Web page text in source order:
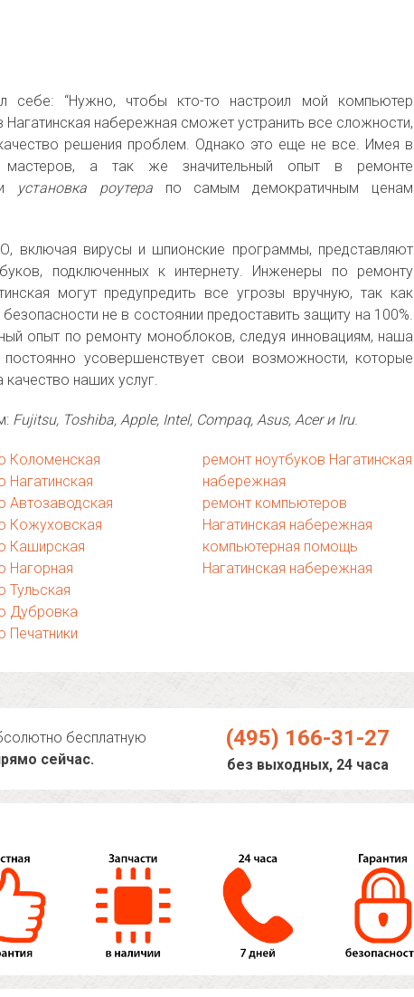
себе: “Нужно, чтобы кто-то настроил мой компьютер
набережная сможет устранить все сложности,
решения проблем. Однако это еще не все. Имея в
мастеров, а так же значительный опыт в ремонте
установка роутерапо самым демократичным ценам
включая вирусы и шпионские программы, представляют
подключенных к интернету. Инженеры по ремонту
могут предупредить все угрозы вручную, так как
не в состоянии предоставить защиту на 100%.
опыт по ремонту моноблоков, следуя инновациям, наша
усовершенствует свои возможности, которые
наших услуг.
Fujitsu, Toshiba, Apple, Intel, Compaq, Asus, Acer и Iru.
Коломенская
Нагатинская
Автозаводская
Кожуховская
Каширская
Нагорная
Тульская
Дубровка
Печатники
ремонт ноутбуков Нагатинская
набережная
ремонт компьютеров
Нагатинская набережная
компьютерная помощь
Нагатинская набережная
бесплатную
сейчас.
(495) 166-31-27
без выходных, 24 часа